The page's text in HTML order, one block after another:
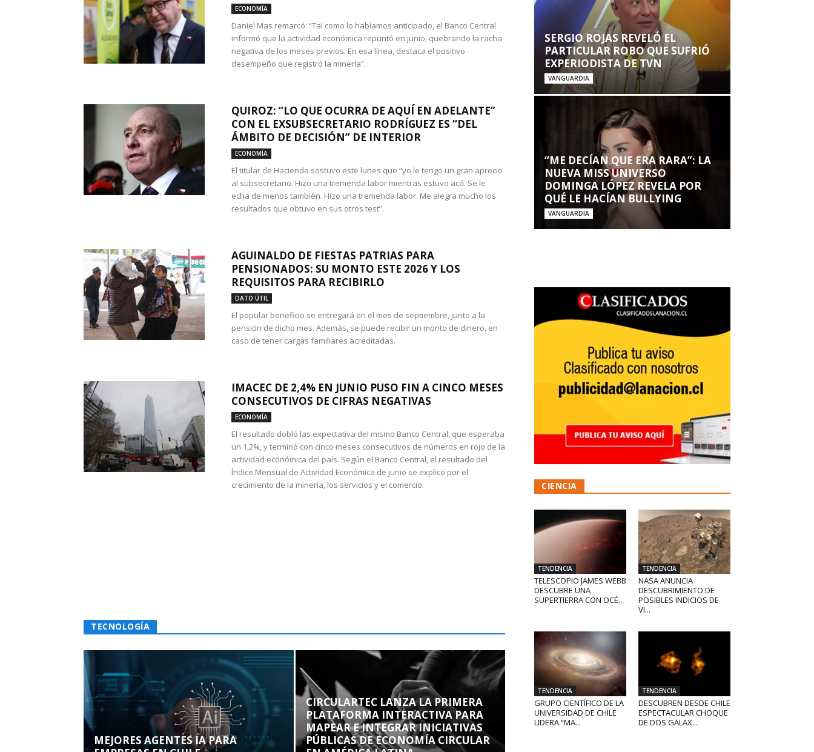
ECONOMÍA
Daniel Mas remarcó: “Tal como lo habíamos anticipado, el Banco Central
informó que la actividad económica repuntó en junio, quebrando la racha
negativa de los meses previos. En esa línea, destaca el positivo
desempeño que registró la minería”.
QUIROZ: “LO QUE OCURRA DE AQUÍ EN ADELANTE”
CON EL EXSUBSECRETARIO RODRÍGUEZ ES “DEL
ÁMBITO DE DECISIÓN” DE INTERIOR
ECONOMÍA
El titular de Hacienda sostuvo este lunes que “yo le tengo un gran aprecio
al subsecretario. Hizo una tremenda labor mientras estuvo acá. Se le
echa de menos también. Hizo una tremenda labor. Me alegra mucho los
resultados que obtuvo en sus otros test”.
AGUINALDO DE FIESTAS PATRIAS PARA
PENSIONADOS: SU MONTO ESTE 2026 Y LOS
REQUISITOS PARA RECIBIRLO
DATO ÚTIL
El popular beneficio se entregará en el mes de septiembre, junto a la
pensión de dicho mes. Además, se puede recibir un monto de dinero, en
caso de tener cargas familiares acreditadas.
IMACEC DE 2,4% EN JUNIO PUSO FIN A CINCO MESES
CONSECUTIVOS DE CIFRAS NEGATIVAS
ECONOMÍA
El resultado dobló las expectativa del mismo Banco Central, que esperaba
un 1,2%, y terminó con cinco meses consecutivos de números en rojo de la
actividad económica del país. Según el Banco Central, el resultado del
Índice Mensual de Actividad Económica de junio se explicó por el
crecimiento de la minería, los servicios y el comercio.
TECNOLOGÍA
MEJORES AGENTES IA PARA
CIRCULARTEC LANZA LA PRIMERA
PLATAFORMA INTERACTIVA PARA
MAPEAR E INTEGRAR INICIATIVAS
PÚBLICAS DE ECONOMÍA CIRCULAR
SERGIO ROJAS REVELÓ EL
PARTICULAR ROBO QUE SUFRIÓ
EXPERIODISTA DE TVN
VANGUARDIA
“ME DECÍAN QUE ERA RARA”: LA
NUEVA MISS UNIVERSO
DOMINGA LÓPEZ REVELA POR
QUÉ LE HACÍAN BULLYING
VANGUARDIA
CIENCIA
TENDENCIA
TELESCOPIO JAMES WEBB
DESCUBRE UNA
SUPERTIERRA CON OCÉ...
TENDENCIA
NASA ANUNCIA
DESCUBRIMIENTO DE
POSIBLES INDICIOS DE
VI...
TENDENCIA
GRUPO CIENTÍFICO DE LA
UNIVERSIDAD DE CHILE
LIDERA “MA...
TENDENCIA
DESCUBREN DESDE CHILE
ESPECTACULAR CHOQUE
DE DOS GALAX...